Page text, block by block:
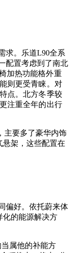
求。乐道L90全系
配置考虑到了南北
加热功能格外重
则更受青睐。 对
点。北方冬季较
注重全年的出行
主要多了豪华内饰
悬架，这些配置在
偏好。依托蔚来体
化的能源解决方
属他的补能方